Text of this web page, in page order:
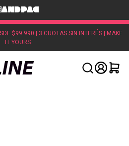
$99.990 | 3 CUOTAS SIN INTERÉS | MAKE
IT YOURS